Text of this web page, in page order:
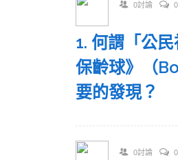
0討論
1. 何謂「公
保齡球》（
要的發現？
0討論